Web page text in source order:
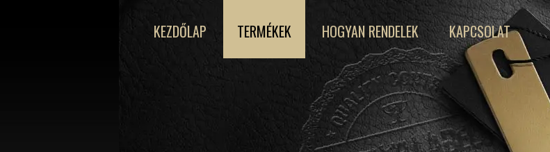
KEZDŐLAP TERMÉKEK HOGYAN RENDELEK KAPCSOLAT